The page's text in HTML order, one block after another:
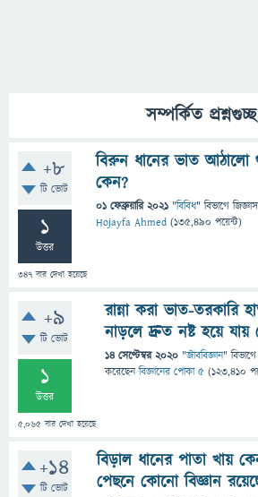
সম্পর্কিত প্রশ্নগুচ্ছ
+8
টি ভোট
1
উত্তর
347 বার দেখা হয়েছে
বিরুন ধানের ভাত আঠালো
কেন?
01 ফেব্রুয়ারি 2021 "বিবিধ" বিভাগে
Hojayfa Ahmed (135,490 পয়েন্ট)
+9
টি ভোট
1
উত্তর
5,065 বার দেখা হয়েছে
রান্না করা ভাত-তরকারি
নাড়লে দ্রুত নষ্ট হয়ে
14 সেপ্টেম্বর 2020 "জীববিজ্ঞান" বিভাগে
করেছেনবিজ্ঞানের পোকা ৫ (123,410
+14
টি ভোট
বিড়াল ধানের পাতা খায়
পেছনে কোনো বিজ্ঞান